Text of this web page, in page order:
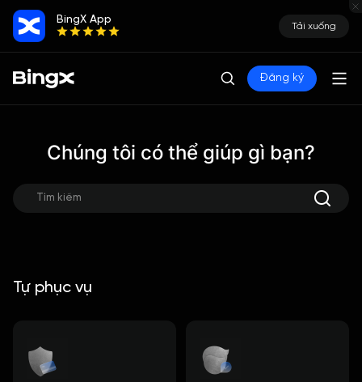
BingX App
Tải xuống
Đăng ký
Chúng tôi có thể giúp gì bạn?
Tự phục vụ